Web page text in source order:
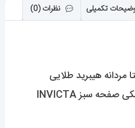
تکمیلی نظرات (0)
مردانه هیبرید طلایی
کرنوگراف بند رابر مشکی صفحه سبز INVICTA